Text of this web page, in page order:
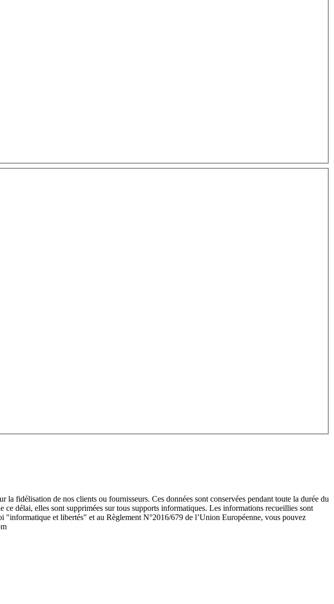
de nos clients ou fournisseurs. Ces données sont conservées pendant toute la durée du
délai, elles sont supprimées sur tous supports informatiques. Les informations recueillies sont
et libertés" et au Règlement N°2016/679 de l’Union Européenne, vous pouvez